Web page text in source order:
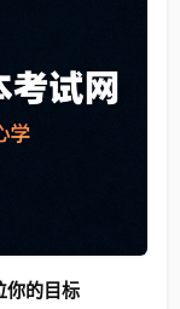
你的目标